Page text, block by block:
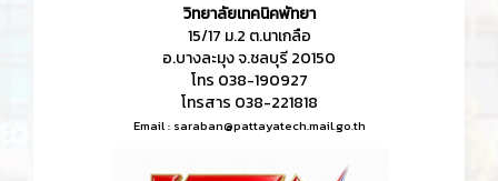
วิทยาลัยเทคนิคพัทยา
15/17 ม.2 ต.นาเกลือ
อ.บางละมุง จ.ชลบุรี 20150
โทร 038-190927
โทรสาร 038-221818
Email : saraban@pattayatech.mail.go.th